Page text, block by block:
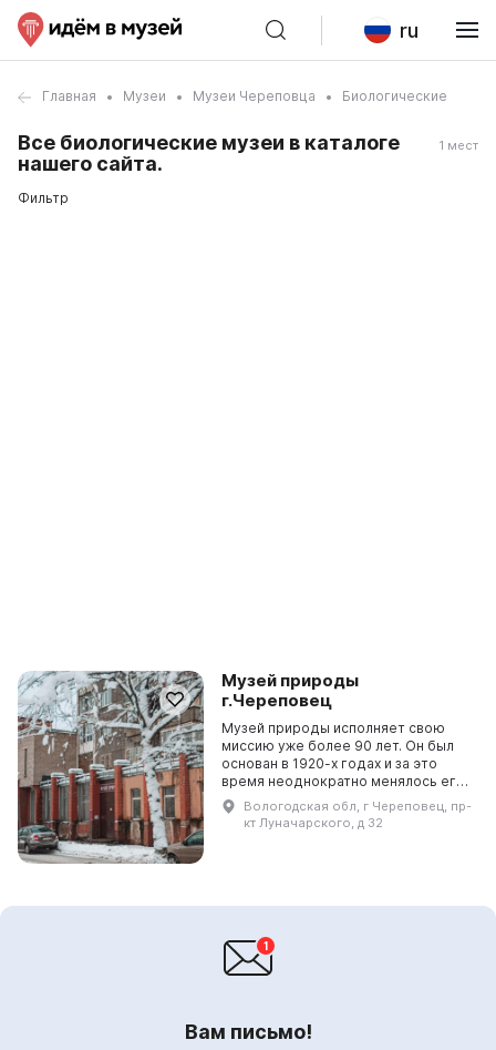
ru
Главная Музеи Музеи Череповца Биологические
Все биологические музеи в каталоге
нашего сайта.
1 мест
Фильтр
Музей природы
г.Череповец
Музей природы исполняет свою
миссию уже более 90 лет. Он был
основан в 1920-х годах и за это
время неоднократно менялось его
название и статус. Основная цель
музея - собирать, изучать и
популяризирова...
Вологодская обл, г Череповец, пр-
кт Луначарского, д 32
Вам письмо!